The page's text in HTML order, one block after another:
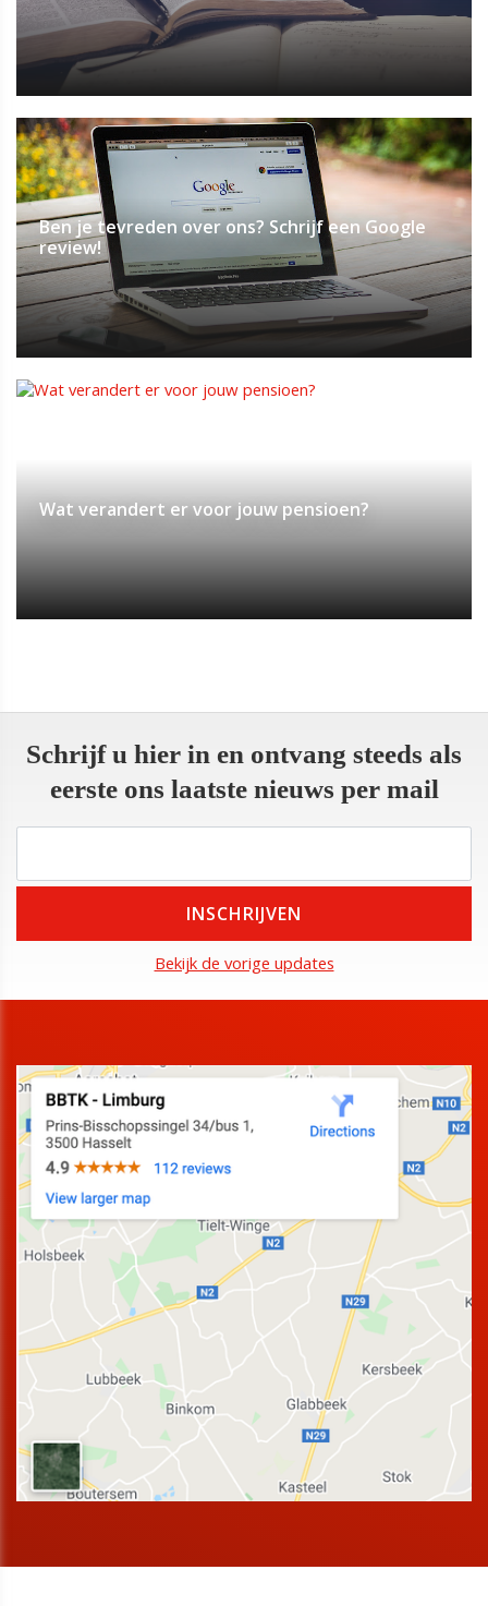
Ben je tevreden over ons? Schrijf een Google
review!
Wat verandert er voor jouw pensioen?
Schrijf u hier in en ontvang steeds als
eerste ons laatste nieuws per mail
Bekijk de vorige updates